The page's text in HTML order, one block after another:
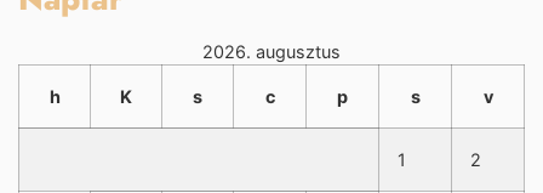
2026. augusztus
h K s c p s v
1 2